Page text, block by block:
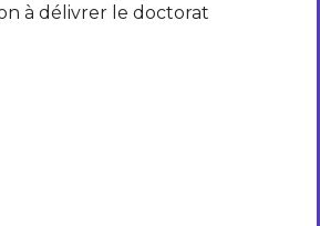
à délivrer le doctorat